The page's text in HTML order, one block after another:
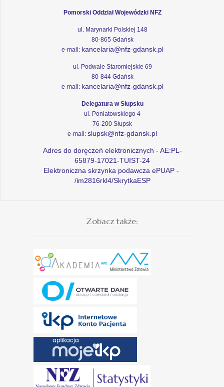
Pomorski Oddział Wojewódzki NFZ
ul. Marynarki Polskiej 148
80-865 Gdańsk
e-mail: kancelaria@nfz-gdansk.pl
ul. Podwale Staromiejskie 69
80-844 Gdańsk
e-mail: kancelaria@nfz-gdansk.pl
Delegatura w Słupsku
ul. Poniatowskiego 4
76-200 Słupsk
e-mail: slupsk@nfz-gdansk.pl
Adres do doręczeń elektronicznych - AE:PL-
65879-17021-TUIST-24
Elektroniczna skrzynka podawcza ePUAP -
/im2816rkl4/SkrytkaESP
Zobacz także: